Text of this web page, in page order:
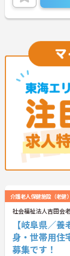
介護老人保健施設（老健）
社会福祉法人吉田会
【岐阜県／
身・世帯用住
募集です！